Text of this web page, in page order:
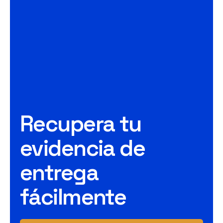
Recupera tu
evidencia de
entrega
fácilmente